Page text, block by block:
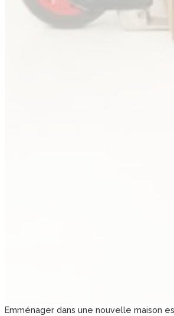
Emménager dans une nouvelle maison